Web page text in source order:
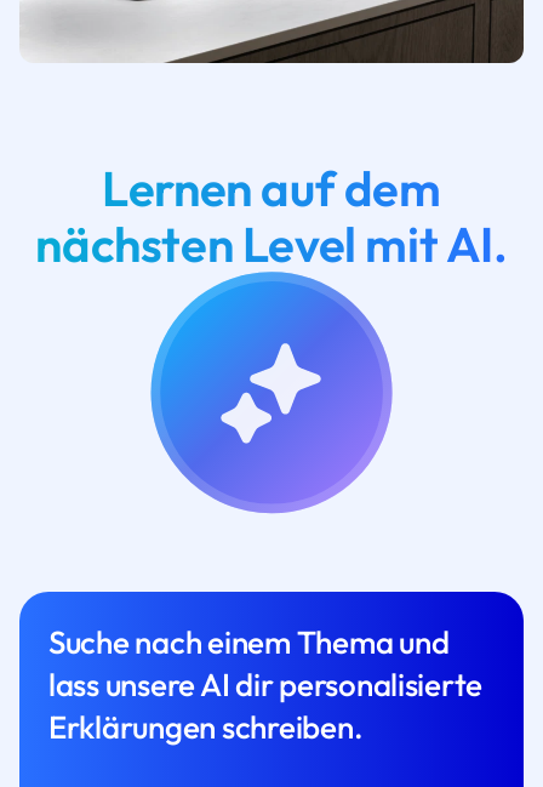
Lernen auf dem
nächsten Level mit AI.
Suche nach einem Thema und
lass unsere AI dir personalisierte
Erklärungen schreiben.